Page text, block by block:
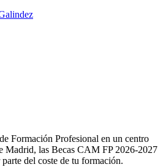
Formación Profesional en un centro
Madrid, las Becas CAM FP 2026-2027
del coste de tu formación.